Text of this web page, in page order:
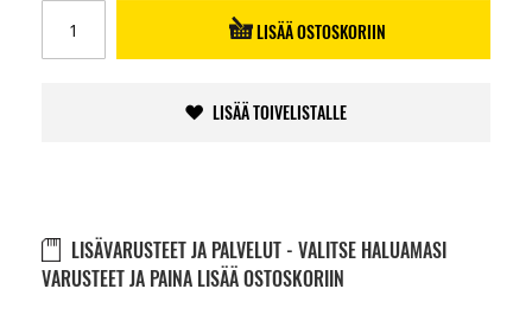
LISÄÄ OSTOSKORIIN
LISÄÄ TOIVELISTALLE
LISÄVARUSTEET JA PALVELUT - VALITSE HALUAMASI
VARUSTEET JA PAINA LISÄÄ OSTOSKORIIN